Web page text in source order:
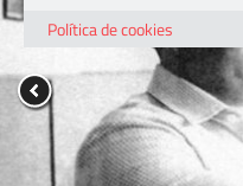
Política de cookies